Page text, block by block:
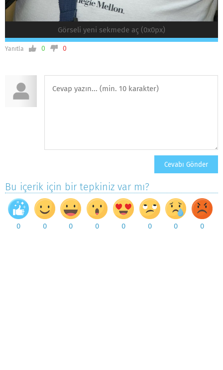
Görseli yeni sekmede aç (0x0px)
Yanıtla 0 0
Bu içerik için bir tepkiniz var mı?
0 0 0 0 0 0 0 0